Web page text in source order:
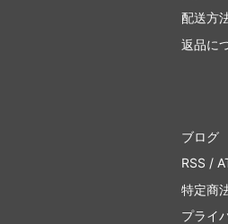
配送方
返品に
ブログ
RSS /
特定商
プライ